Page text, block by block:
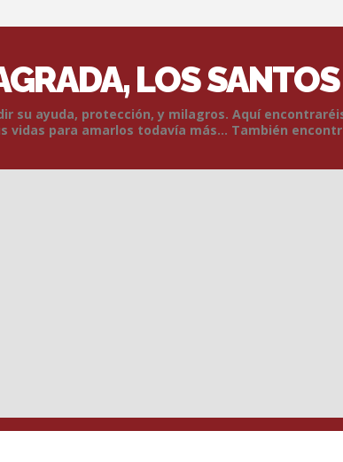
LOS
su ayuda, protección, y milagros. Aquí
vidas para amarlos todavía más... También